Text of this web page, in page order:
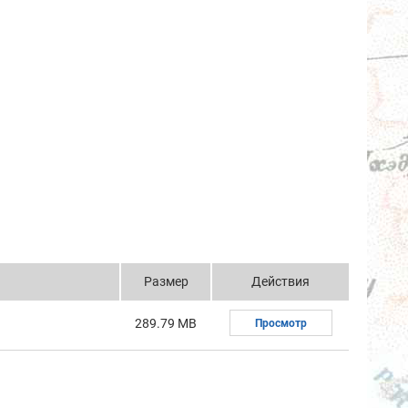
Размер Действия
289.79 MB Просмотр